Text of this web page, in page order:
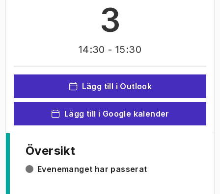
3
14:30 - 15:30
Lägg till i Outlook
Lägg till i Google kalender
Översikt
Evenemanget har passerat